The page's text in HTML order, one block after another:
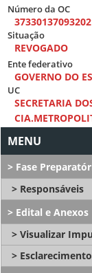
Número da OC
Situação
REVOGADO
Ente federativo
GOVERNO DO
UC
SECRETARIA
Fase
Responsáveis
Edital e Anexos
Visualizar